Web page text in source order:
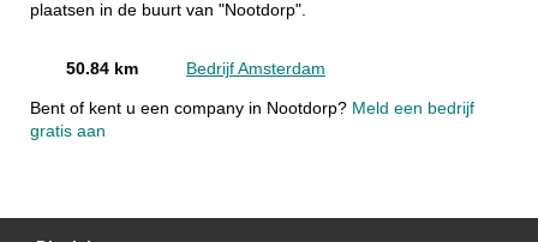
plaatsen in de buurt van "Nootdorp".
50.84 km Bedrijf Amsterdam
Bent of kent u een company in Nootdorp? Meld een bedrijf
gratis aan